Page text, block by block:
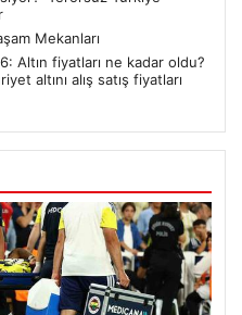
Mekanları
Altın fiyatları ne kadar oldu?
altını alış satış fiyatları